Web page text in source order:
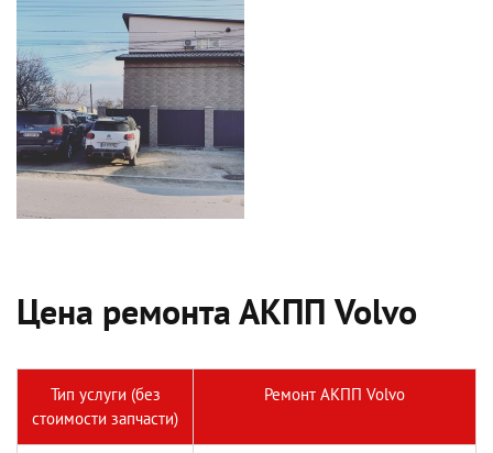
Цена ремонта АКПП Volvo
Тип услуги (без
стоимости запчасти)
Ремонт АКПП Volvo